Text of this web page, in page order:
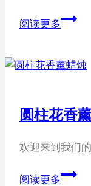
阅读更多定
装
石
烛
圆柱花香
欢迎来到我们
阅读更多圆